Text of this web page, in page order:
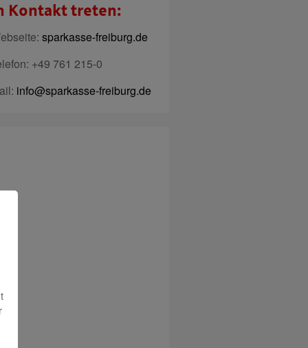
Kontakt treten:
sparkasse-freiburg.de
+49 761 215-0
info@sparkasse-freiburg.de